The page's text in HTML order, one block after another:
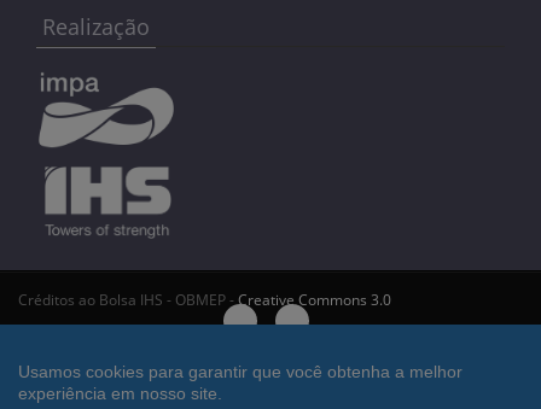
Usamos cookies para garantir que você obtenha a melhor
experiência em nosso site.
Realização
Créditos ao Bolsa IHS - OBMEP -Creative Commons 3.0
Deseja desconectar da área restrita?